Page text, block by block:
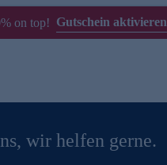
on top! Gutschein aktivieren
wir helfen gerne.